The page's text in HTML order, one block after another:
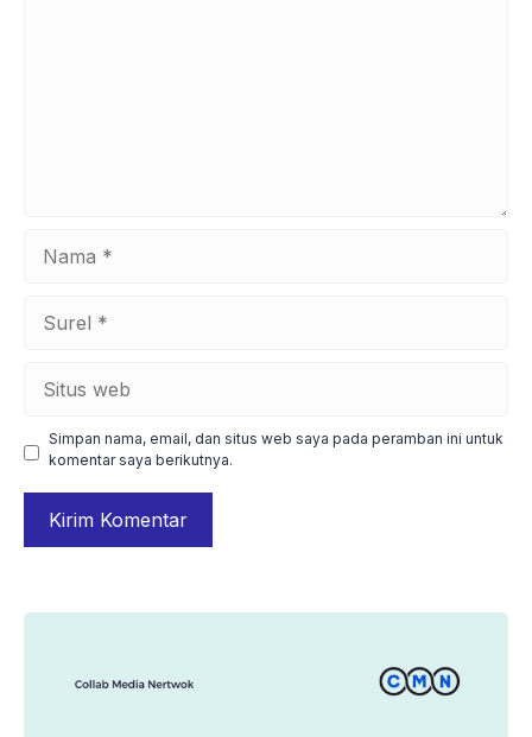
web
Simpan nama, email, dan situs web saya pada peramban ini untuk
komentar saya berikutnya.